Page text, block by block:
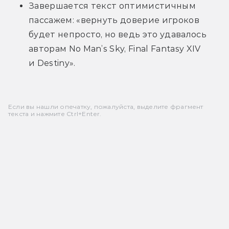
Завершается текст оптимистичным
пассажем: «вернуть доверие игроков
будет непросто, но ведь это удавалось
авторам No Man’s Sky, Final Fantasy XIV
и Destiny».
Если вы нашли опечатку, пожалуйста, выделите фрагмент
текста и нажмите Ctrl+Enter.